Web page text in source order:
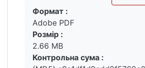
Вантажиться...
Формат :
Adobe PDF
Розмір :
2.66 MB
Контрольна сума :